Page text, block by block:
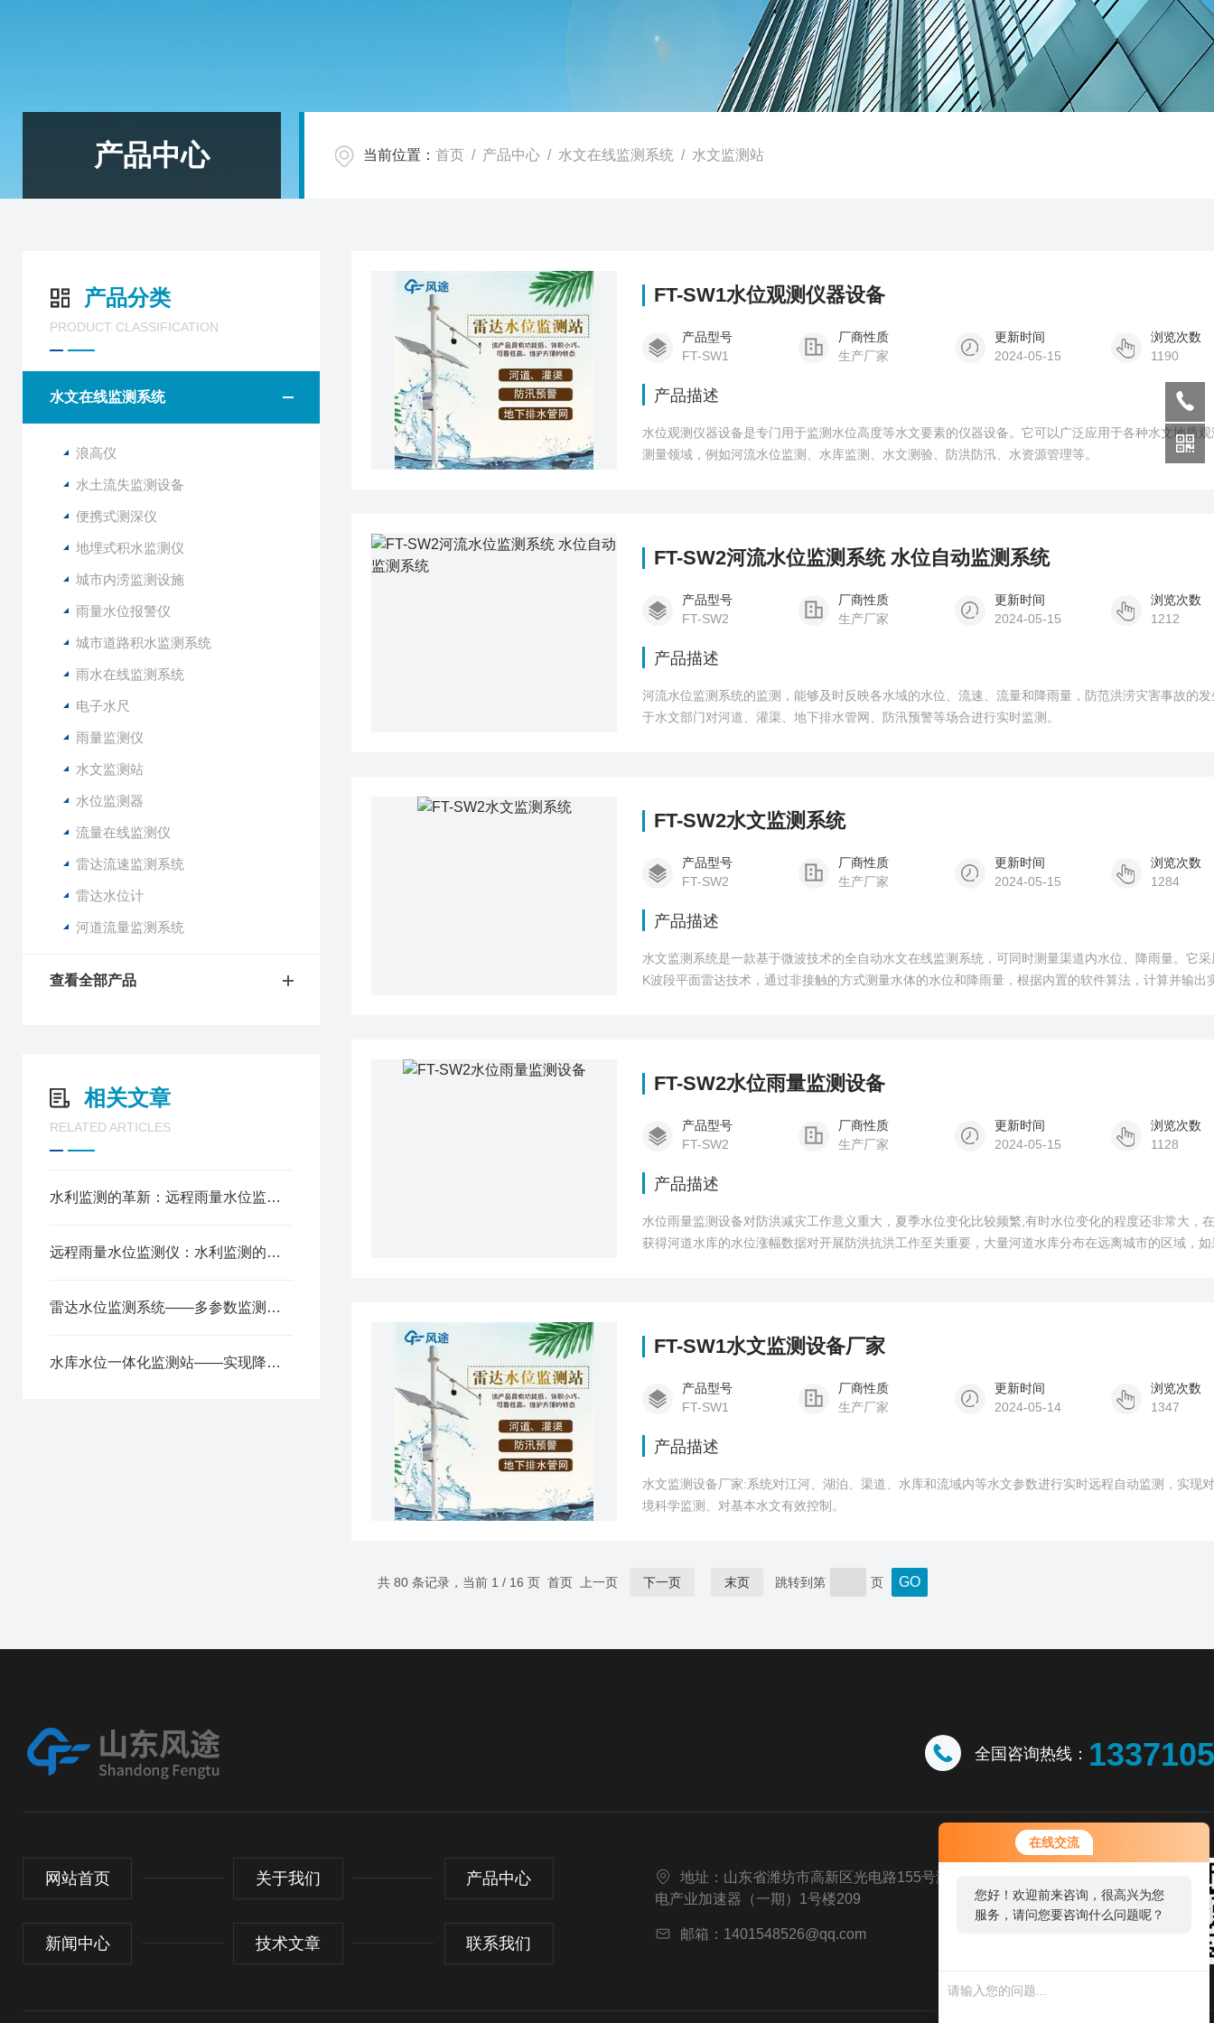
在线交流
您好！欢迎前来咨询，很高兴为您
服务，请问您要咨询什么问题呢？
产品中心 当前位置： 首页 / 产品中心 / 水文在线监测系统 / 水文监测站
产品分类
PRODUCT CLASSIFICATION
水文在线监测系统
浪高仪
水土流失监测设备
便携式测深仪
地埋式积水监测仪
城市内涝监测设施
雨量水位报警仪
城市道路积水监测系统
雨水在线监测系统
电子水尺
雨量监测仪
水文监测站
水位监测器
流量在线监测仪
雷达流速监测系统
雷达水位计
河道流量监测系统
查看全部产品
相关文章
RELATED ARTICLES
水利监测的革新：远程雨量水位监测仪的应用实践
远程雨量水位监测仪：水利监测的智能利器
雷达水位监测系统——多参数监测与多方面信息提供2025全+境+派+送
水库水位一体化监测站——实现降水水位实时数据可视化2025全+境+派+送
FT-SW1水位观测仪器设备
产品型号
FT-SW1
厂商性质
生产厂家
更新时间
2024-05-15
浏览次数
1190
产品描述
水位观测仪器设备是专门用于监测水位高度等水文要素的仪器设备。它可以广泛应用于各种水文地质
测量领域，例如河流水位监测、水库监测、水文测验、防洪防汛、水资源管理等。
FT-SW2河流水位监测系统 水位自动监测系统
产品型号
FT-SW2
厂商性质
生产厂家
更新时间
2024-05-15
浏览次数
1212
产品描述
河流水位监测系统的监测，能够及时反映各水域的水位、流速、流量和降雨量，防范洪涝灾害事故的
于水文部门对河道、灌渠、地下排水管网、防汛预警等场合进行实时监测。
FT-SW2水文监测系统
产品型号
FT-SW2
厂商性质
生产厂家
更新时间
2024-05-15
浏览次数
1284
产品描述
水文监测系统是一款基于微波技术的全自动水文在线监测系统，可同时测量渠道内水位、降雨量。它
K波段平面雷达技术，通过非接触的方式测量水体的水位和降雨量，根据内置的软件算法，计算并输出
FT-SW2水位雨量监测设备
产品型号
FT-SW2
厂商性质
生产厂家
更新时间
2024-05-15
浏览次数
1128
产品描述
水位雨量监测设备对防洪减灾工作意义重大，夏季水位变化比较频繁,有时水位变化的程度还非常大，
获得河道水库的水位涨幅数据对开展防洪抗洪工作至关重要，大量河道水库分布在远离城市的区域，
FT-SW1水文监测设备厂家
产品型号
FT-SW1
厂商性质
生产厂家
更新时间
2024-05-14
浏览次数
1347
产品描述
水文监测设备厂家:系统对江河、湖泊、渠道、水库和流域内等水文参数进行实时远程自动监测，实现
境科学监测、对基本水文有效控制。
共 80 条记录，当前 1 / 16 页 首页 上一页 下一页 末页 跳转到第 页
全国咨询热线：
网站首页 关于我们 产品中心
新闻中心 技术文章 联系我们
地址：山东省潍坊市高新区光电路155号潍坊高新区光
电产业加速器（一期）1号楼209
邮箱：1401548526@qq.com